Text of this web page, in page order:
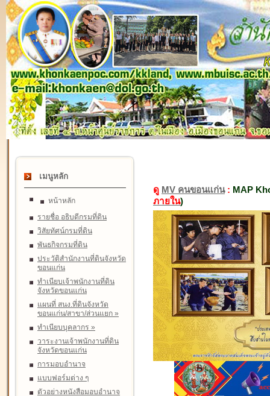
เมนูหลัก
หน้าหลัก
รายชื่อ อธิบดีกรมที่ดิน
วิสัยทัศน์กรมที่ดิน
พันธกิจกรมที่ดิน
ประวัติสำนักงานที่ดินจังหวัด
ขอนแก่น
ทำเนียบเจ้าพนักงานที่ดิน
จังหวัดขอนแก่น
แผนที่ สนง.ที่ดินจังหวัด
ขอนแก่น/สาขา/ส่วนแยก »
ทำเนียบบุคลากร »
วาระงานเจ้าพนักงานที่ดิน
จังหวัดขอนแก่น
การมอบอำนาจ
แบบฟอร์มต่าง ๆ
ตัวอย่างหนังสือมอบอำนาจ
ดู MV คนขอนแก่น: MAP
ภายใน)